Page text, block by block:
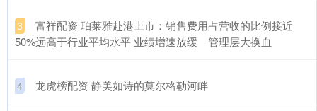
3
​富祥配资 珀莱雅赴港上市：销售费用占营收的比例接近
50%远高于行业平均水平 业绩增速放缓 管理层大换血
4 ​龙虎榜配资 静美如诗的莫尔格勒河畔